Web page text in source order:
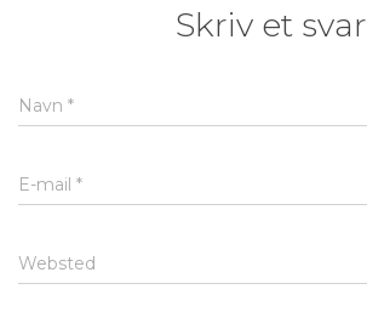
Skriv et svar
Navn *
E-mail *
Websted